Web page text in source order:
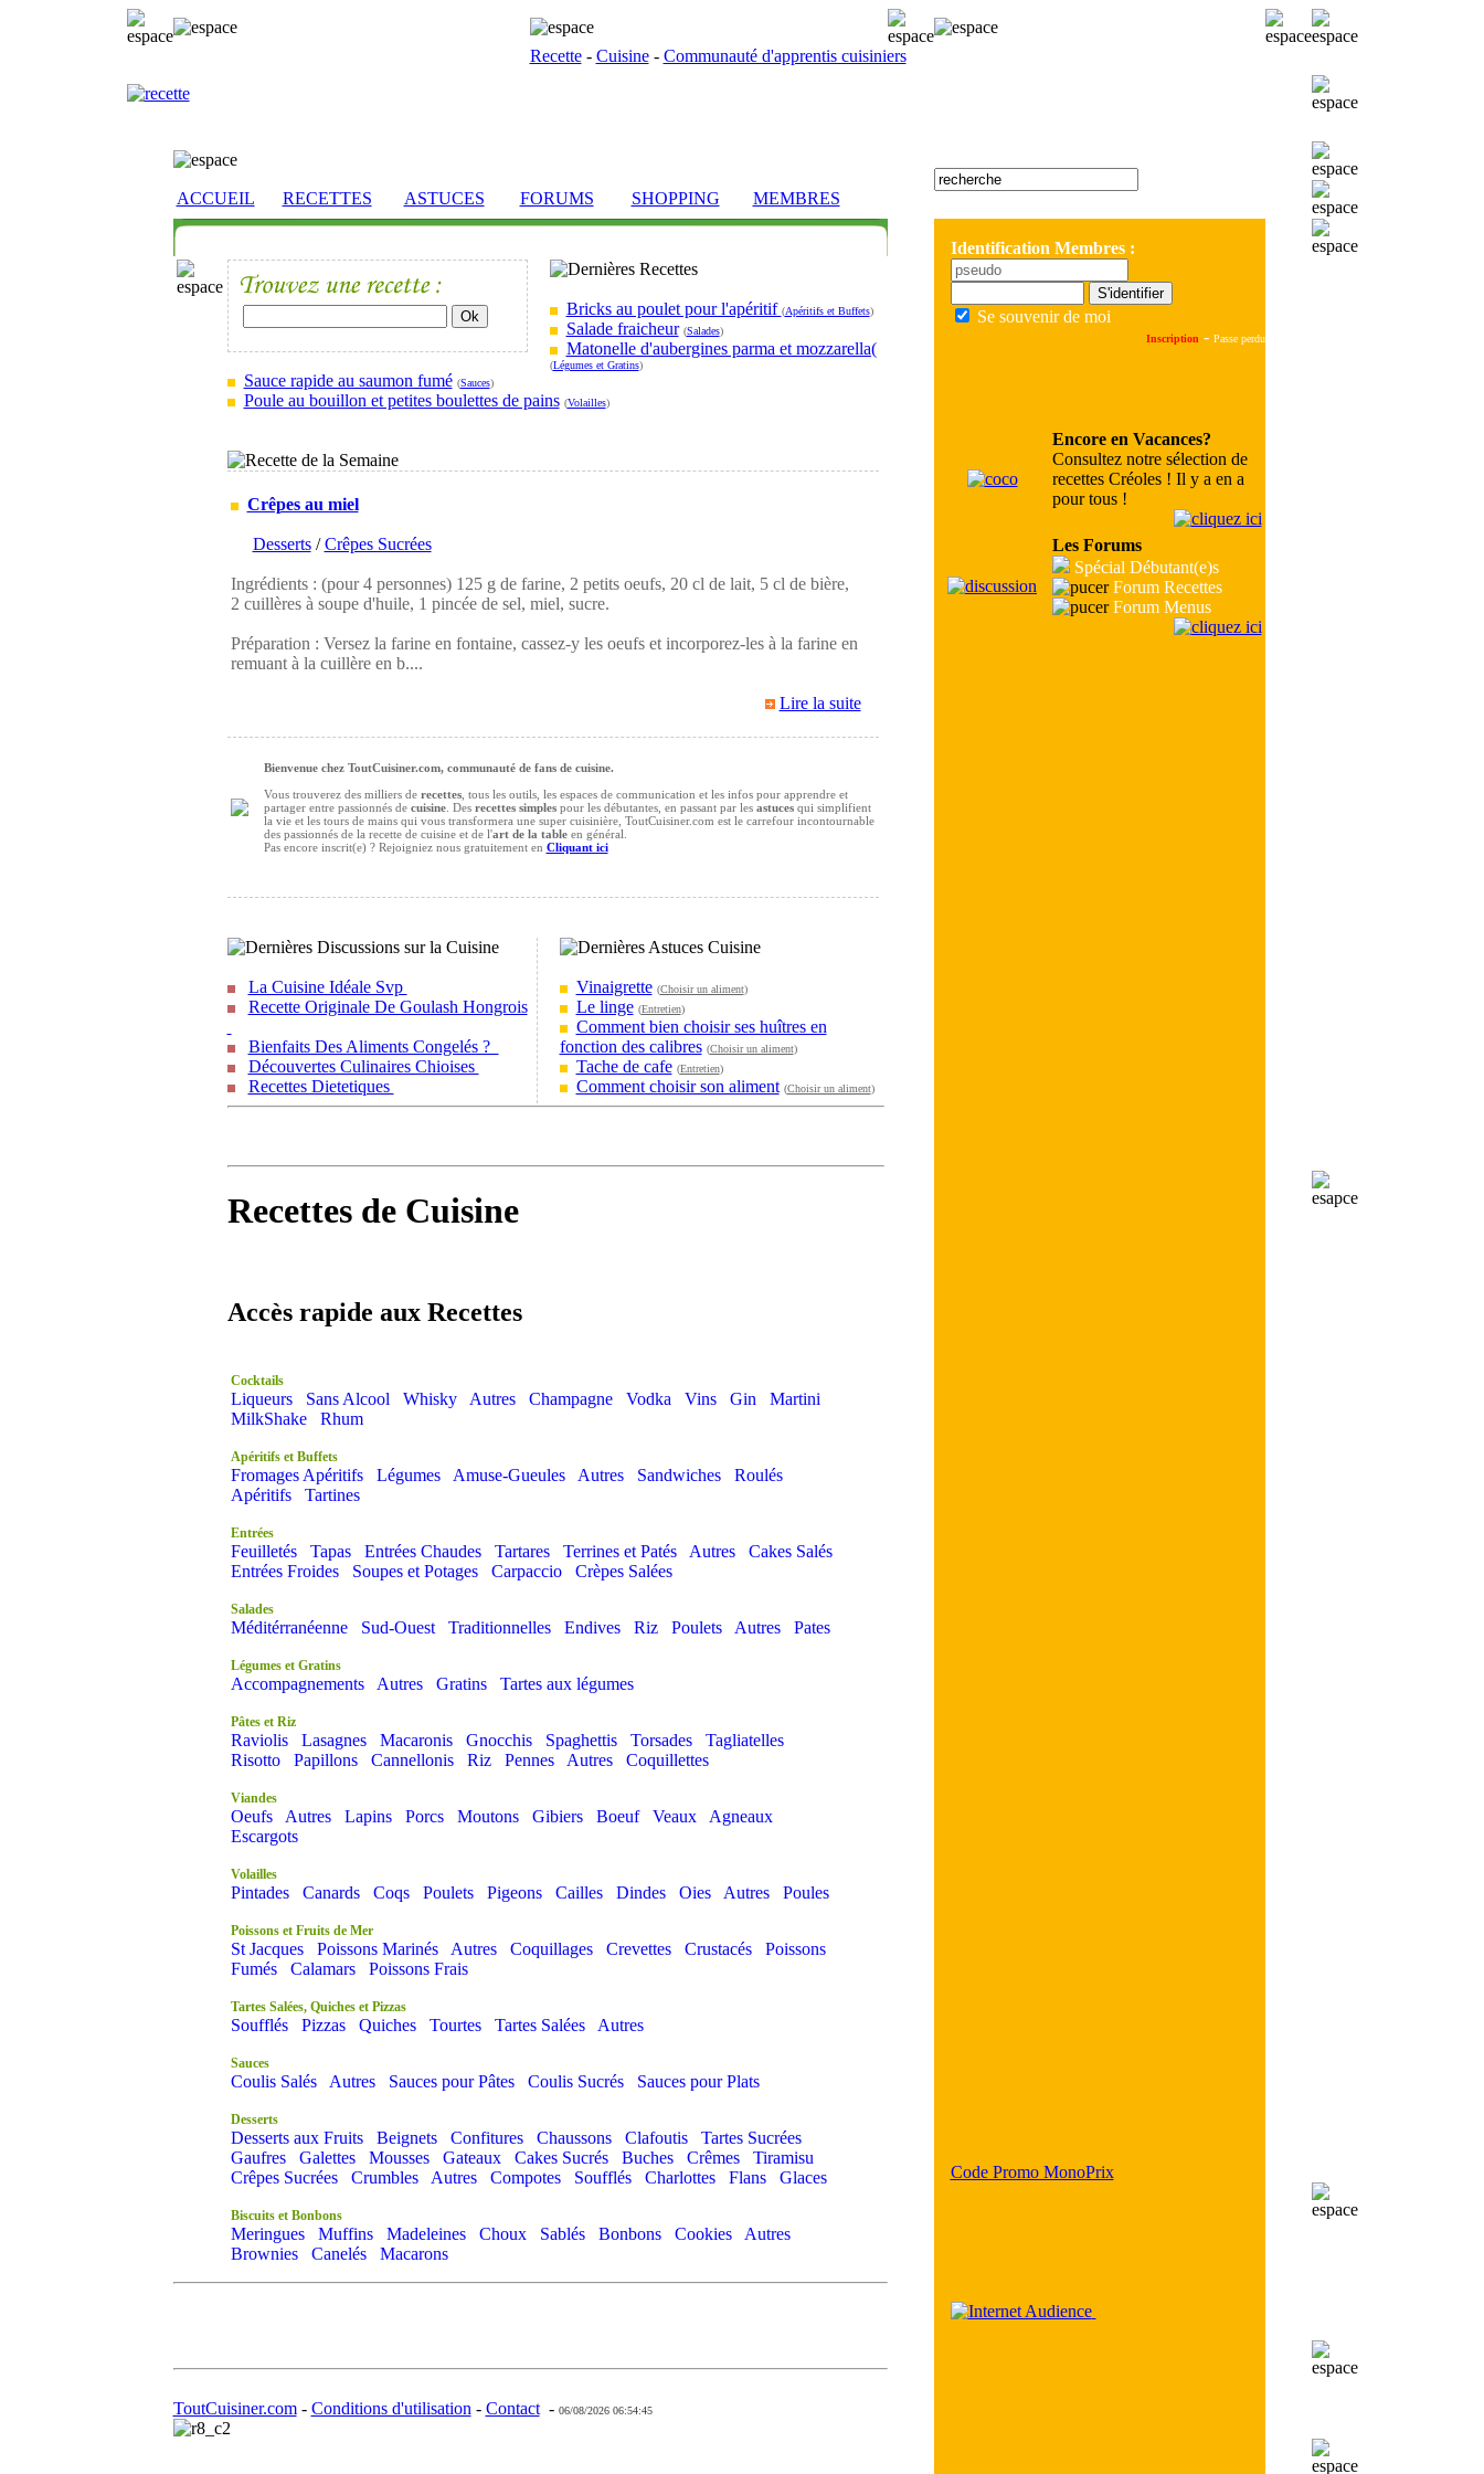
Recette- Cuisine- Communauté d'apprentis cuisiniers
ACCUEIL RECETTES ASTUCES FORUMS SHOPPING MEMBRES
Identification Membres :
Se souvenir de moi
Inscription - Passe perdu
Encore en Vacances?
Consultez notre sélection de
recettes Créoles ! Il y a en a
pour tous !
Les Forums
Spécial Débutant(e)s
Forum Recettes
Forum Menus
Bricks au poulet pour l'apéritif (Apéritifs et Buffets)
Salade fraicheur (Salades)
Matonelle d'aubergines parma et mozzarella(
(Légumes et Gratins)
Sauce rapide au saumon fumé (Sauces)
Poule au bouillon et petites boulettes de pains (Volailles)
Crêpes au miel
Desserts/Crêpes Sucrées
Ingrédients : (pour 4 personnes) 125 g de farine, 2 petits oeufs, 20 cl de lait, 5 cl de bière,
2 cuillères à soupe d'huile, 1 pincée de sel, miel, sucre.
Préparation : Versez la farine en fontaine, cassez-y les oeufs et incorporez-les à la farine en
remuant à la cuillère en b....
Lire la suite
Bienvenue chez ToutCuisiner.com, communauté de fans de cuisine.
Vous trouverez des milliers de recettes, tous les outils, les espaces de communication et les infos pour apprendre et
partager entre passionnés de cuisine. Des recettes simplespour les débutantes, en passant par les astucesqui simplifient
la vie et les tours de mains qui vous transformera une super cuisinière, ToutCuisiner.com est le carrefour incontournable
des passionnés de la recette de cuisine et de l'art de la tableen général.
Pas encore inscrit(e) ? Rejoigniez nous gratuitement en Cliquant ici
La Cuisine Idéale Svp
Recette Originale De Goulash Hongrois
Bienfaits Des Aliments Congelés ?
Découvertes Culinaires Chioises
Recettes Dietetiques
Vinaigrette (Choisir un aliment)
Le linge (Entretien)
Comment bien choisir ses huîtres en
fonction des calibres (Choisir un aliment)
Tache de cafe (Entretien)
Comment choisir son aliment (Choisir un aliment)
Recettes de Cuisine
Accès rapide aux Recettes
Cocktails
Liqueurs Sans Alcool Whisky Autres Champagne Vodka Vins Gin
Martini
MilkShake
Rhum
Apéritifs et Buffets
Fromages Apéritifs Légumes Amuse-Gueules Autres Sandwiches
Roulés
Apéritifs
Tartines
Entrées
Feuilletés Tapas Entrées Chaudes Tartares Terrines et Patés Autres
Cakes Salés
Entrées Froides
Soupes et Potages Carpaccio Crèpes Salées
Salades
Méditérranéenne Sud-Ouest Traditionnelles Endives Riz Poulets Autres Pates
Légumes et Gratins
Accompagnements Autres Gratins Tartes aux légumes
Pâtes et Riz
Raviolis Lasagnes Macaronis Gnocchis Spaghettis Torsades
Tagliatelles
Risotto
Papillons Cannellonis Riz Pennes Autres Coquillettes
Viandes
Oeufs Autres Lapins Porcs Moutons Gibiers Boeuf Veaux
Agneaux
Escargots
Volailles
Pintades Canards Coqs Poulets Pigeons Cailles Dindes Oies Autres Poules
Poissons et Fruits de Mer
St Jacques Poissons Marinés Autres Coquillages Crevettes Crustacés
Poissons
Fumés
Calamars Poissons Frais
Tartes Salées, Quiches et Pizzas
Soufflés Pizzas Quiches Tourtes Tartes Salées Autres
Sauces
Coulis Salés Autres Sauces pour Pâtes Coulis Sucrés Sauces pour Plats
Desserts
Desserts aux Fruits Beignets Confitures Chaussons Clafoutis
Tartes Sucrées
Gaufres
Galettes Mousses Gateaux Cakes Sucrés Buches Crêmes
Tiramisu
Crêpes Sucrées
Crumbles Autres Compotes Soufflés Charlottes Flans Glaces
Biscuits et Bonbons
Meringues Muffins Madeleines Choux Sablés Bonbons Cookies
Autres
Brownies
Canelés Macarons
ToutCuisiner.com- Conditions d'utilisation - Contact- 06/08/2026 06:54:45
Code Promo MonoPrix